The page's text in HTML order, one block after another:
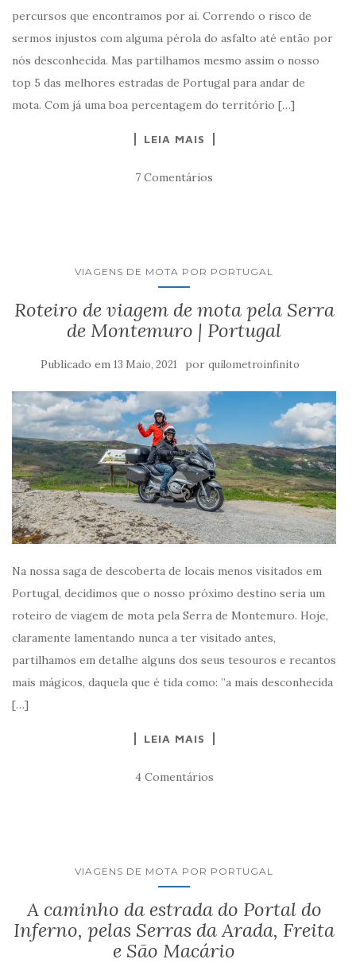
percursos que encontramos por aí. Correndo o risco de
sermos injustos com alguma pérola do asfalto até então por
nós desconhecida. Mas partilhamos mesmo assim o nosso
top 5 das melhores estradas de Portugal para andar de
mota. Com já uma boa percentagem do território […]
LEIA MAIS
7 Comentários
VIAGENS DE MOTA POR PORTUGAL
Roteiro de viagem de mota pela Serra
de Montemuro | Portugal
Publicado em 13 Maio, 2021 por quilometroinfinito
Na nossa saga de descoberta de locais menos visitados em
Portugal, decidimos que o nosso próximo destino seria um
roteiro de viagem de mota pela Serra de Montemuro. Hoje,
claramente lamentando nunca a ter visitado antes,
partilhamos em detalhe alguns dos seus tesouros e recantos
mais mágicos, daquela que é tida como: ”a mais desconhecida
[…]
LEIA MAIS
4 Comentários
VIAGENS DE MOTA POR PORTUGAL
A caminho da estrada do Portal do
Inferno, pelas Serras da Arada, Freita
e São Macário